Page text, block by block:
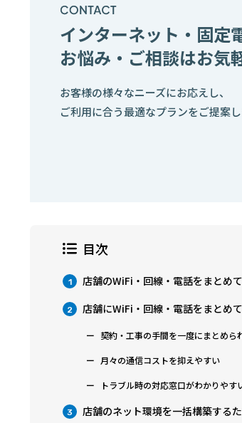
インターネット・固定
お悩み・ご相談はお気
お客様の様々なニーズにお応えし、
ご利用に合う最適なプランをご提案し
目次
1 店舗のWiFi・回線・電話をまとめ
2 店舗にWiFi・回線・電話をまとめ
契約・工事の手間を一度にまとめら
月々の通信コストを抑えやすい
トラブル時の対応窓口がわかりやす
3 店舗のネット環境を一括構築する